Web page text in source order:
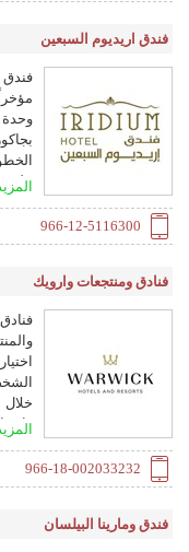
فندق اريديوم السبعين
فندق
966-12-5116300
فنادق ومنتجعات وارويك
966-18-002033232
فندق ومارينا البيلسان